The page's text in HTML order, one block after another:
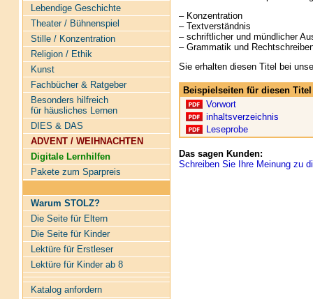
Lebendige Geschichte
Theater / Bühnenspiel
Stille / Konzentration
Religion / Ethik
Kunst
Fachbücher & Ratgeber
Besonders hilfreich
für häusliches Lernen
DIES & DAS
ADVENT / WEIHNACHTEN
Digitale Lernhilfen
Pakete zum Sparpreis
Warum STOLZ?
Die Seite für Eltern
Die Seite für Kinder
Lektüre für Erstleser
Lektüre für Kinder ab 8
Katalog anfordern
– Konzentration
– Textverständnis
– schriftlicher und mündlicher
– Grammatik und
Sie erhalten diesen Titel bei
Beispielseiten für diesen
Vorwort
inhaltsverzeichnis
Leseprobe
Das sagen Kunden:
Schreiben Sie Ihre Meinung zu